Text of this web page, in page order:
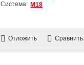
Система: М18
Отложить Сравнить